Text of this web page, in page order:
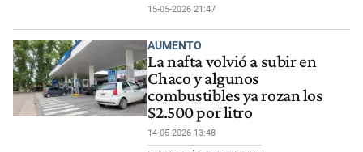
15-05-2026 21:47
AUMENTO
La nafta volvió a subir en
Chaco y algunos
combustibles ya rozan los
$2.500 por litro
14-05-2026 13:48